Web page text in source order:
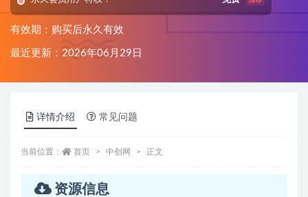
有效期：购买后永久有效
最近更新：2026年06月29日
详情介绍 常见问题
当前位置： 首页 中创网 正文
资源信息